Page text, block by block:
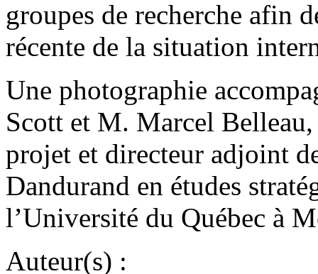
groupes de recherche afin
récente de la situation
Une photographie
Scott et M. Marcel
projet et directeur adjoint
Dandurand en études
l’Université du Québec à
Auteur(s) :